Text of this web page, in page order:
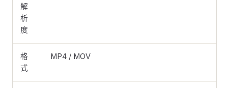
解
析
度
格
式
MP4 / MOV